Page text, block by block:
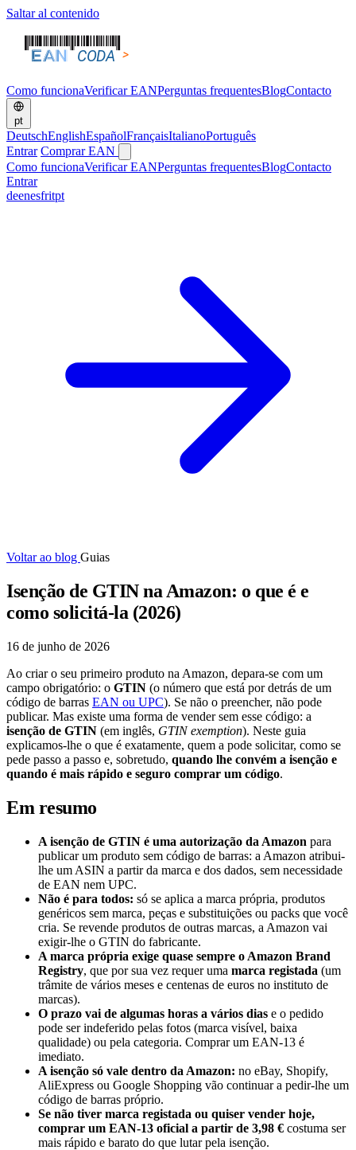
Saltar al contenido
Como funcionaVerificar EANPerguntas frequentesBlogContacto
pt
DeutschEnglishEspañolFrançaisItalianoPortuguês
Entrar Comprar EAN
Como funcionaVerificar EANPerguntas frequentesBlogContacto
Entrar
deenesfritpt
Voltar ao blog Guias
Isenção de GTIN na Amazon: o que é e
como solicitá-la (2026)
16 de junho de 2026
Ao criar o seu primeiro produto na Amazon, depara-se com um
campo obrigatório: o GTIN (o número que está por detrás de um
código de barras EAN ou UPC). Se não o preencher, não pode
publicar. Mas existe uma forma de vender sem esse código: a
isenção de GTIN (em inglês, GTIN exemption). Neste guia
explicamos-lhe o que é exatamente, quem a pode solicitar, como se
pede passo a passo e, sobretudo, quando lhe convém a isenção e
quando é mais rápido e seguro comprar um código.
Em resumo
A isenção de GTIN é uma autorização da Amazon para
publicar um produto sem código de barras: a Amazon atribui-
lhe um ASIN a partir da marca e dos dados, sem necessidade
de EAN nem UPC.
Não é para todos: só se aplica a marca própria, produtos
genéricos sem marca, peças e substituições ou packs que você
cria. Se revende produtos de outras marcas, a Amazon vai
exigir-lhe o GTIN do fabricante.
A marca própria exige quase sempre o Amazon Brand
Registry, que por sua vez requer uma marca registada (um
trâmite de vários meses e centenas de euros no instituto de
marcas).
O prazo vai de algumas horas a vários dias e o pedido
pode ser indeferido pelas fotos (marca visível, baixa
qualidade) ou pela categoria. Comprar um EAN-13 é
imediato.
A isenção só vale dentro da Amazon: no eBay, Shopify,
AliExpress ou Google Shopping vão continuar a pedir-lhe um
código de barras próprio.
Se não tiver marca registada ou quiser vender hoje,
comprar um EAN-13 oficial a partir de 3,98 € costuma ser
mais rápido e barato do que lutar pela isenção.